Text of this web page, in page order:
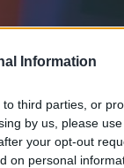
Information
third parties, or
by us, please
your opt-out
on personal